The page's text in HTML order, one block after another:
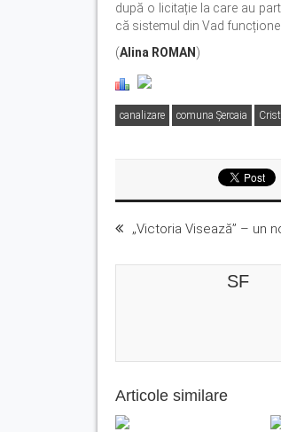
după o licitație la care au
că sistemul din Vad
(Alina ROMAN )
canalizare comuna Șercaia
„Victoria Visează” – un
SF
Articole similare